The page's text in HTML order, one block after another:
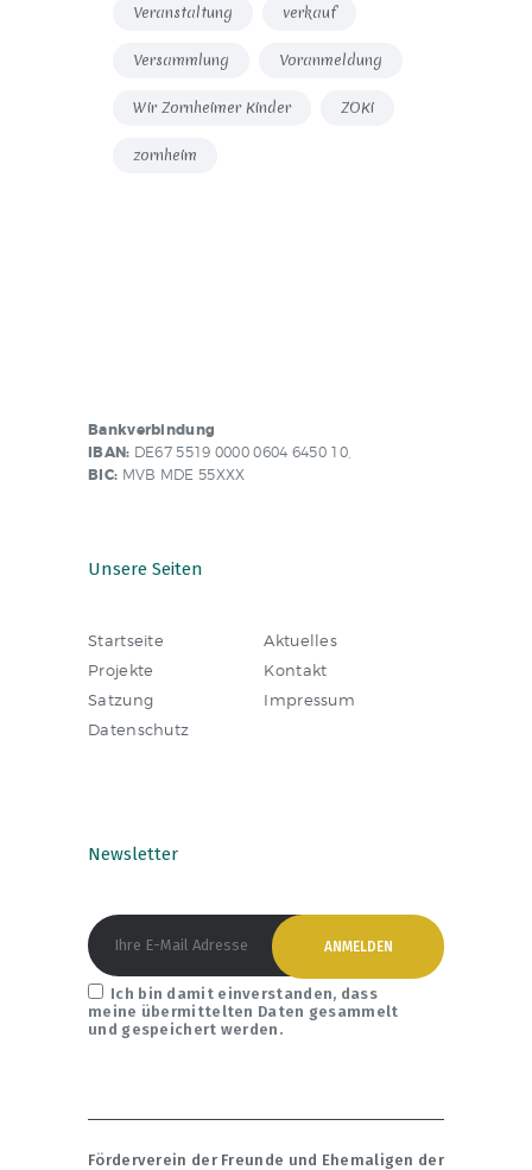
Veranstaltung verkauf
Versammlung Voranmeldung
Wir Zornheimer Kinder ZOKi
zornheim
Bankverbindung
IBAN: DE67 5519 0000 0604 6450 10,
BIC: MVB MDE 55XXX
Unsere Seiten
Startseite
Aktuelles
Projekte
Kontakt
Satzung
Impressum
Datenschutz
Newsletter
Ich bin damit einverstanden, dass
meine übermittelten Daten gesammelt
und gespeichert werden.
Förderverein der Freunde und Ehemaligen der